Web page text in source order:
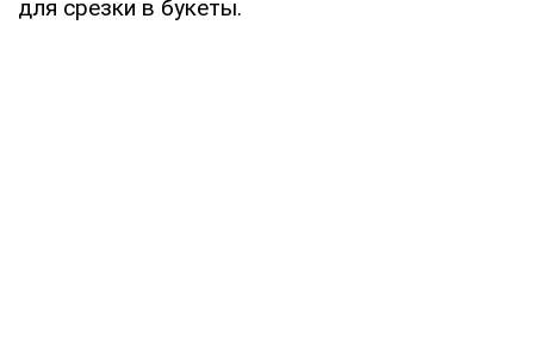
для срезки в букеты.